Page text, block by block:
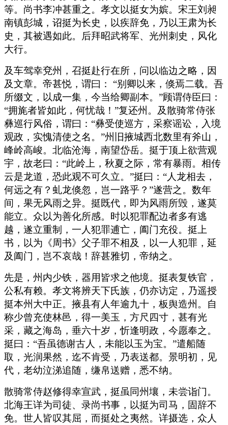
等。尚书李冲甚重之。孝文以挺女为嫔。宋王刘昶
南镇彭城，诏挺为长史，以疾辞免，乃以王肃为长
史，其被遇如此。后拜昭武将军、光州刺史，风化
大行。
及车驾幸兗州，召挺赴行在所，问以临边之略，因
及文章。帝甚悦，谓曰： “别卿以来，倏焉二载。吾
所缀文，以成一集，今当给卿副本。”顾谓侍臣曰：
“拥旄者皆如此，何忧哉！”复还州。及散骑常侍张
彝巡行风俗，谓曰：“彝受使巡方，采察谣讼，入境
观政，实愧清使之名。”州旧掖城西北数里有斧山，
峰岭高峻。北临沧海，南望岱岳。挺于顶上欲营观
宇，故老曰：“此岭上，秋夏之际，常有暴雨。相传
云是龙道，恐此观不可久立。”挺曰：“人龙相去，
何远之有？虬龙倏忽，岂一路乎？”遂营之。数年
间，果无风雨之异。挺既代，即为风雨所毁，遂莫
能立。众以为善化所感。时以犯罪配边者多有逃
越，遂立重制，一人犯罪逋亡，阖门充役。挺上
书，以为《周书》父子罪不相及，以一人犯罪，延
及阖门，岂不哀哉！辞甚雅切，帝纳之。
先是，州内少铁，器用皆求之他境。挺表复铁官，
公私有赖。孝文将辨天下氏族，仍亦访定，乃遥授
挺本州大中正。掖县有人年逾九十，板舆造州。自
称少曾充使林邑，得一美玉，方尺四寸，甚有光
采，藏之海岛，垂六十岁，忻逢明政，今愿奉之。
挺曰：“吾虽德谢古人，未能以玉为宝。”遣船随
取，光润果然，迄不肯受，乃表送都。景明初，见
代，老幼泣涕追随，缣帛送赠，悉不纳。
散骑常侍赵修得幸宣武，挺虽同州壤，未尝诣门。
北海王详为司徒、录尚书事，以挺为司马，固辞不
免。世人皆叹其屈，而挺处之夷然。详摄选，众人